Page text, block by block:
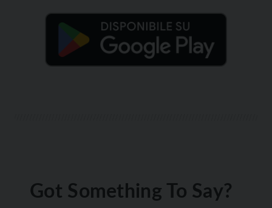
Got Something To Say?